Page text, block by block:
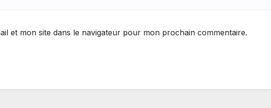
et mon site dans le navigateur pour mon prochain commentaire.